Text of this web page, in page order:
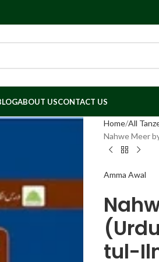
ABOUT USCONTACT US
Home All
Nahwe Meer
Amma Awal
tul-